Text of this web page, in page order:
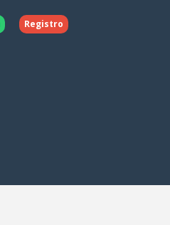
Registro